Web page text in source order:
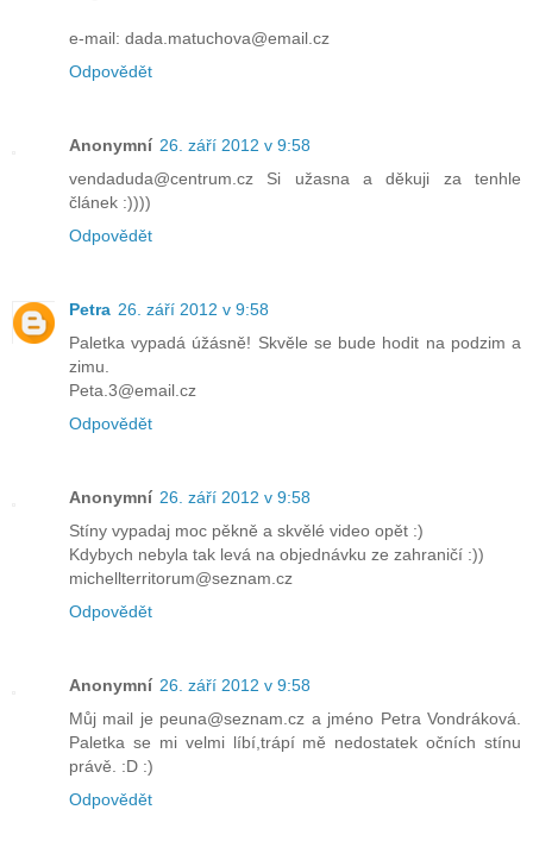
e-mail: dada.matuchova@email.cz
Odpovědět
Anonymní 26. září 2012 v 9:58
vendaduda@centrum.cz Si užasna a děkuji za tenhle
článek :))))
Odpovědět
Petra 26. září 2012 v 9:58
Paletka vypadá úžásně! Skvěle se bude hodit na podzim a
zimu.
Peta.3@email.cz
Odpovědět
Anonymní 26. září 2012 v 9:58
Stíny vypadaj moc pěkně a skvělé video opět :)
Kdybych nebyla tak levá na objednávku ze zahraničí :))
michellterritorum@seznam.cz
Odpovědět
Anonymní 26. září 2012 v 9:58
Můj mail je peuna@seznam.cz a jméno Petra Vondráková.
Paletka se mi velmi líbí,trápí mě nedostatek očních stínu
právě. :D :)
Odpovědět